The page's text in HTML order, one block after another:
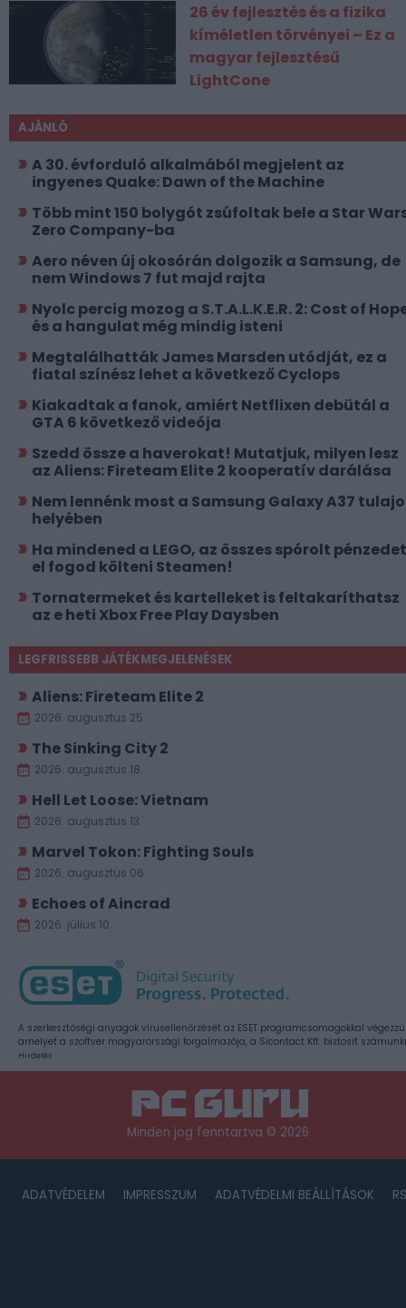
26 év fejlesztés és a fizika
kíméletlen törvényei – Ez a
magyar fejlesztésű
LightCone
AJÁNLÓ
A 30. évforduló alkalmából megjelent az
ingyenes Quake: Dawn of the Machine
Több mint 150 bolygót zsúfoltak bele a Star
Zero Company-ba
Aero néven új okosórán dolgozik a Samsung, de
nem Windows 7 fut majd rajta
Nyolc percig mozog a S.T.A.L.K.E.R. 2: Cost of
és a hangulat még mindig isteni
Megtalálhatták James Marsden utódját, ez a
fiatal színész lehet a következő Cyclops
Kiakadtak a fanok, amiért Netflixen debütál a
GTA 6 következő videója
Szedd össze a haverokat! Mutatjuk, milyen lesz
az Aliens: Fireteam Elite 2 kooperatív darálása
Nem lennénk most a Samsung Galaxy A37
helyében
Ha mindened a LEGO, az összes spórolt pénzedet
el fogod költeni Steamen!
Tornatermeket és kartelleket is feltakaríthatsz
az e heti Xbox Free Play Daysben
LEGFRISSEBB JÁTÉKMEGJELENÉSEK
Aliens: Fireteam Elite 2
2026. augusztus 25.
The Sinking City 2
2026. augusztus 18.
Hell Let Loose: Vietnam
2026. augusztus 13.
Marvel Tokon: Fighting Souls
2026. augusztus 06.
Echoes of Aincrad
2026. július 10.
A szerkesztőségi anyagok vírusellenőrzését az ESET programcsomagokkal
amelyet a szoftver magyarországi forgalmazója, a Sicontact Kft. biztosít
Hirdetés
Minden jog fenntartva © 2026
ADATVÉDELEM IMPRESSZUM ADATVÉDELMI BEÁLLÍTÁSOK